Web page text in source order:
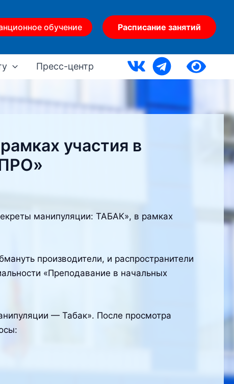
обучение Расписание занятий
Пресс-центр
участия в
манипуляции: ТАБАК», в рамках
производители, и распространители
«Преподавание в начальных
— Табак». После просмотра